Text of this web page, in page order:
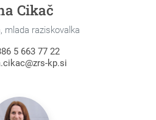
Cikač
mlada raziskovalka
5 663 77 22
kp.si